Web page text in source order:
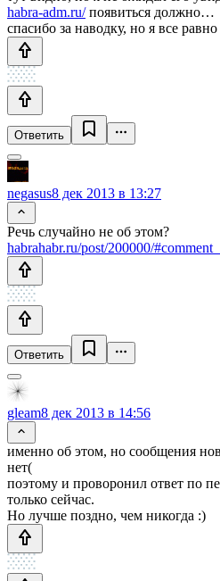
habra-adm.ru/появиться должно…
спасибо за наводку, но я все
Ответить
negasus8 дек 2013 в 13:27
Речь случайно не об этом?
habrahabr.ru/post/200000/
Ответить
gleam8 дек 2013 в 14:56
именно об этом, но сообщения
нет(
поэтому и проворонил ответ по
только сейчас.
Но лучше поздно, чем никогда :)